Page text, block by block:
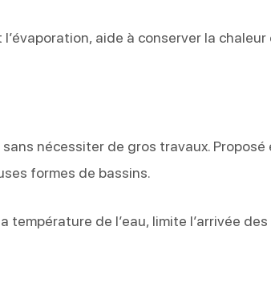
aide à conserver la chaleur
nécessiter de gros travaux. Proposé
formes de bassins.
de l’eau, limite l’arrivée des